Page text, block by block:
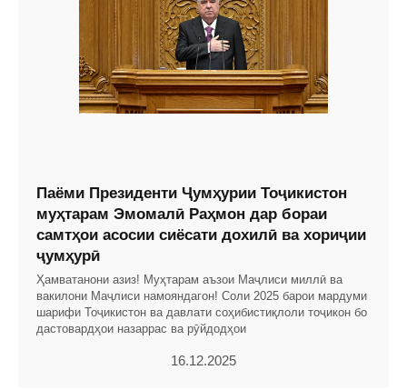
Паёми Президенти Ҷумҳурии Тоҷикистон
муҳтарам Эмомалӣ Раҳмон дар бораи
самтҳои асосии сиёсати дохилӣ ва хориҷии
ҷумҳурӣ
Ҳамватанони азиз! Муҳтарам аъзои Маҷлиси миллӣ ва
вакилони Маҷлиси намояндагон! Соли 2025 барои мардуми
шарифи Тоҷикистон ва давлати соҳибистиқлоли тоҷикон бо
дастовардҳои назаррас ва рӯйдодҳои
16.12.2025